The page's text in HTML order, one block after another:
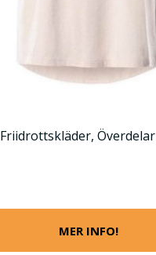
Friidrottskläder, Överdelar
MER INFO!